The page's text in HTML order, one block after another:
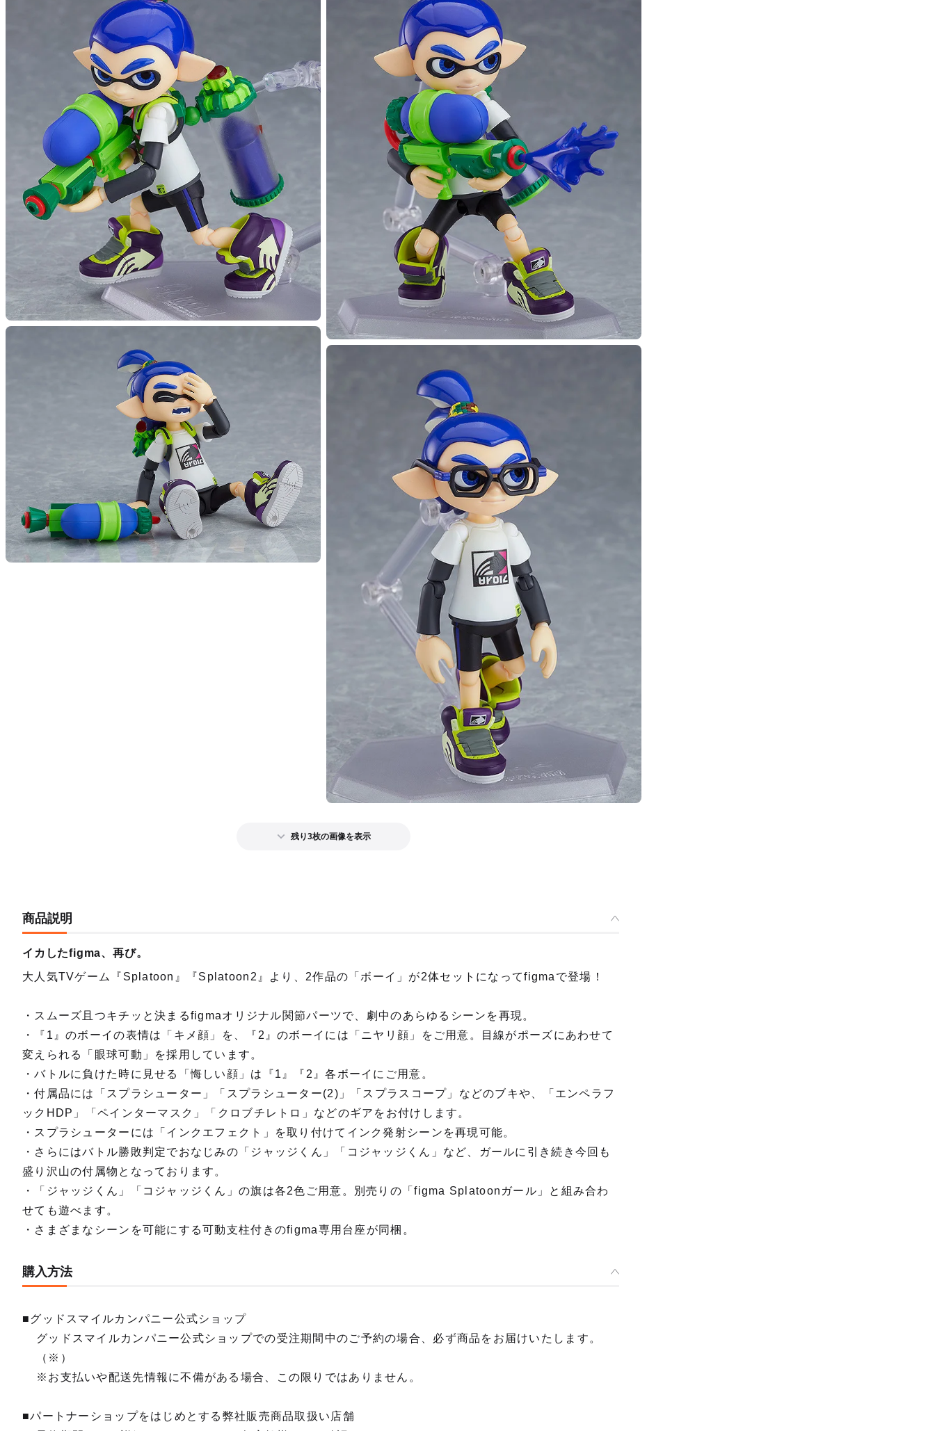
残り3枚の画像を表示
種類を選択
【再販】 figma Splatoon ボーイ DXエディション - 2026年01月発売予定
予約期間：2025年02月06日~2025年03月19日まで
2026年01月発売・お1人様3点まで
figma Splatoon ボーイ DXエディション - 2020年08月発売予定
予約終了
商品説明
イカしたfigma、再び。
大人気TVゲーム『Splatoon』『Splatoon2』より、2作品の「ボーイ」が2体セットになってfigmaで登場！
・スムーズ且つキチッと決まるfigmaオリジナル関節パーツで、劇中のあらゆるシーンを再現。
・『1』のボーイの表情は「キメ顔」を、『2』のボーイには「ニヤリ顔」をご用意。目線がポーズにあわせて
変えられる「眼球可動」を採用しています。
・バトルに負けた時に見せる「悔しい顔」は『1』『2』各ボーイにご用意。
・付属品には「スプラシューター」「スプラシューター(2)」「スプラスコープ」などのブキや、「エンペラフ
ックHDP」「ペインターマスク」「クロブチレトロ」などのギアをお付けします。
・スプラシューターには「インクエフェクト」を取り付けてインク発射シーンを再現可能。
・さらにはバトル勝敗判定でおなじみの「ジャッジくん」「コジャッジくん」など、ガールに引き続き今回も
盛り沢山の付属物となっております。
・「ジャッジくん」「コジャッジくん」の旗は各2色ご用意。別売りの「figma Splatoonガール」と組み合わ
せても遊べます。
・さまざまなシーンを可能にする可動支柱付きのfigma専用台座が同梱。
購入方法
■グッドスマイルカンパニー公式ショップ
グッドスマイルカンパニー公式ショップでの受注期間中のご予約の場合、必ず商品をお届けいたします。
（※）
※お支払いや配送先情報に不備がある場合、この限りではありません。
■パートナーショップをはじめとする弊社販売商品取扱い店舗